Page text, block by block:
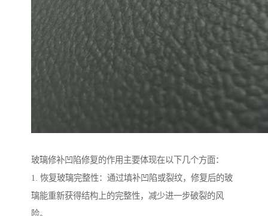
玻璃修补凹陷修复的作用主要体现在以下几个方面：
1. 恢复玻璃完整性：通过填补凹陷或裂纹，修复后的玻
璃能重新获得结构上的完整性，减少进一步破裂的风
险。